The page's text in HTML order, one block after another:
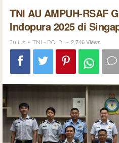
TNI AU AMPUH-RSAF
Indopura 2025 di
Julius - TNI - POLRI - 2,746 Views